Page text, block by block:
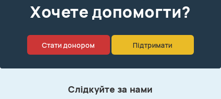
Xочете допомогти?
Стати донором Підтримати
Слідкуйте за нами